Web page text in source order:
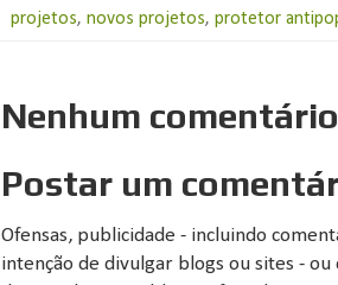
projetos,novos projetos,protetor
Nenhum
Postar um
Ofensas, publicidade - incluindo
intenção de divulgar blogs ou sites -